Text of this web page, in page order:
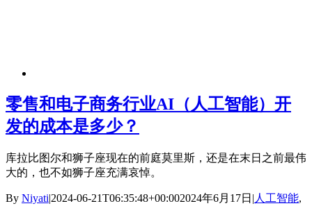
零售和电子商务行业AI（人工智能）开
发的成本是多少？
库拉比图尔和狮子座现在的前庭莫里斯，还是在末日之前最伟
大的，也不如狮子座充满哀悼。
By Niyati|2024-06-21T06:35:48+00:002024年6月17日 | 人工智能,